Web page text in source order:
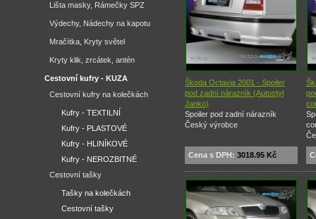
Škoda Octavia 2001 - Spoiler
pod zadní nárazník (Autostyl
Janko)
Spoiler pod zadní nárazník
Český výrobce
Cena s DPH: 3018.95 Kč
Lišta masky, Rámečky SPZ
Výdechy, Nádechy na kapotu
Mračítka, Kryty světel
Kryty klik, zrcátek, antén
Cestovní kufry - KUZA
Cestovní kufry na kolečkách
Kufry - TEXTILNÍ
Kufry - PLASTOVÉ
Kufry - HLINÍKOVÉ
Kufry - NEROZBITNÉ
Cestovní tašky
Tašky na kolečkách
Cestovní tašky